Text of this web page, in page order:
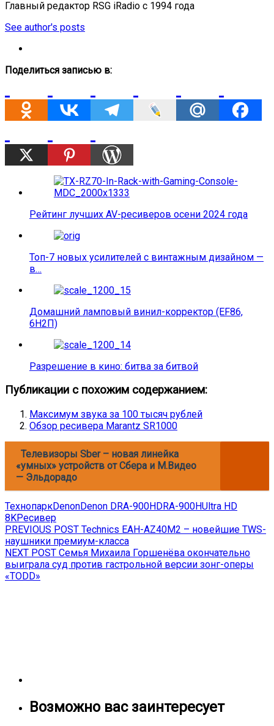
Главный редактор RSG iRadio с 1994 года
See author's posts
Поделиться записью в:
Рейтинг лучших AV-ресиверов осени 2024 года
Топ-7 новых усилителей с винтажным дизайном —
в…
Домашний ламповый винил-корректор (EF86,
6Н2П)
Разрешение в кино: битва за битвой
Публикации с похожим содержанием:
Максимум звука за 100 тысяч рублей
Обзор ресивера Marantz SR1000
Телевизоры Sber – новая линейка
«умных» устройств от Сбера и М.Видео
— Эльдорадо
ТехнопаркDenonDenon DRA-900HDRA-900HUltra HD
8KРесивер
Навигация
по
записям
PREVIOUS POST Previous
post:
Technics EAH-AZ40M2 – новейшие TWS-
наушники премиум-класса
NEXT POST Next
post:
Семья Михаила Горшенёва окончательно
выиграла суд против гастрольной версии зонг-оперы
«TODD»
Возможно вас заинтересует